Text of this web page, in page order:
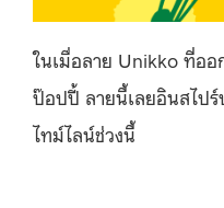
ในเมื่อลาย Unikko ที่อ
ป๊อปปี้ ลายนี้เลยอินสไป
ไทม์ไลน์ช่วงนี้